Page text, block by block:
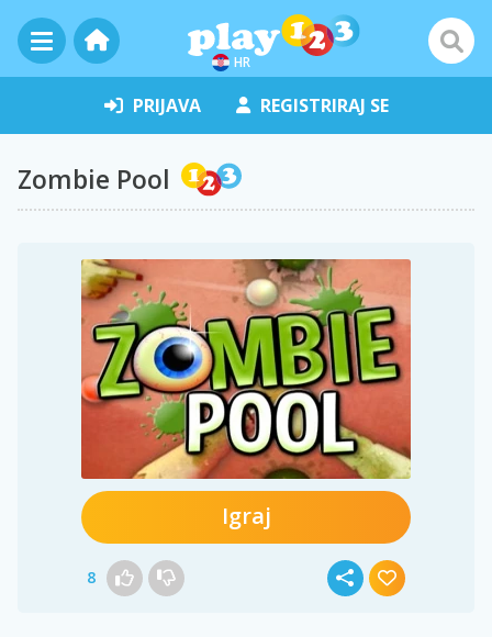
HR
PRIJAVA REGISTRIRAJ SE
Zombie Pool
Igraj
8